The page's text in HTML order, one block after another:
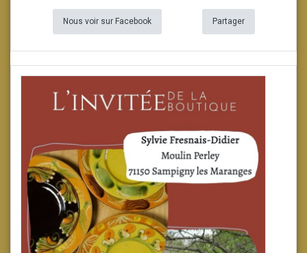
Nous voir sur Facebook Partager